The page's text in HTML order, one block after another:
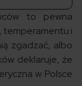
to pewna
temperamentu i
zgadzać, albo
deklaruje, że
w Polsce